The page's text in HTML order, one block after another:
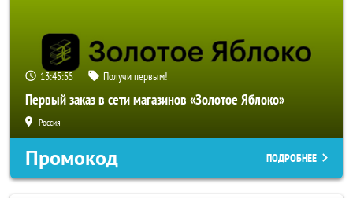
13:45:55 Получи первым!
Первый заказ в сети магазинов «Золотое Яблоко»
Россия
Промокод ПОДРОБНЕЕ